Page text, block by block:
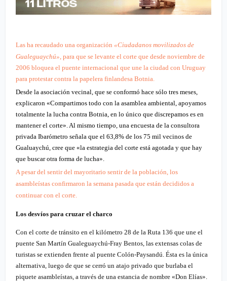
Lasha recaudado una organización«Ciudadanos movilizados de
Gualeguaychú» , para que se levante el corte que desde noviembre de
2006 bloquea el puente internacional que une la ciudad con Uruguay
para protestar contra la papelera finlandesa Botnia.
Desde la asociación vecinal, que se conformó hace sólo tres meses,
explicaron «Compartimos todo con la asamblea ambiental, apoyamos
totalmente la lucha contra Botnia, en lo único que discrepamos es en
mantener el corte». Al mismo tiempo, una encuesta de la consultora
privada Ibarómetro señala que el 63,8% de los 75 mil vecinos de
Gualuaychú, cree que «la estrategia del corte está agotada y que hay
que buscar otra forma de lucha».
A pesar del sentir del mayoritario sentir de la población, los
asambleístas confirmaron la semana pasada que están decididos a
continuar con el corte.
Los desvíos para cruzar el charco
Con el corte de tránsito en el kilómetro 28 de la Ruta 136 que une el
puente San Martín Gualeguaychú-Fray Bentos, las extensas colas de
turistas se extienden frente al puente Colón-Paysandú. Ésta es la única
alternativa, luego de que se cerró un atajo privado que burlaba el
piquete asambleístas, a través de una estancia de nombre «Don Elías».